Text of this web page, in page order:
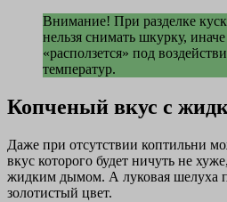
Внимание! При разделке
нельзя снимать шкурку,
«расползется» под
температур.
Копченый вкус с
Даже при отсутствии коптильни
вкус которого будет ничуть не
жидким дымом. А луковая шелуха
золотистый цвет.